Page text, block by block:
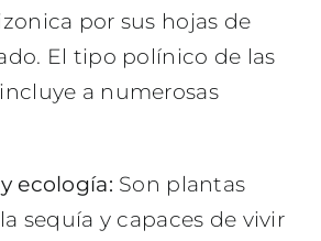
por sus hojas de
El tipo polínico de las
a numerosas
ecología: Son plantas
sequía y capaces de vivir